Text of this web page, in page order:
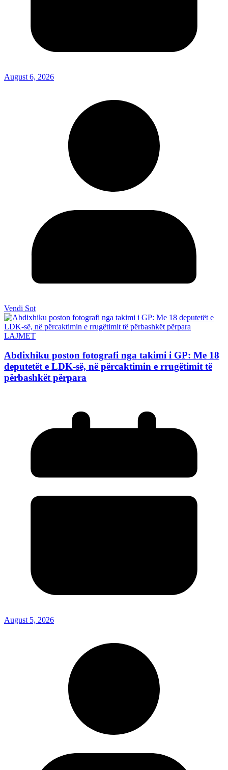
August 6, 2026
Vendi Sot
LAJMET
Abdixhiku poston fotografi nga takimi i GP: Me 18
deputetët e LDK-së, në përcaktimin e rrugëtimit të
përbashkët përpara
August 5, 2026